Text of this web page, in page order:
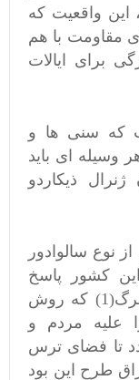
این واقعیت که
مقاومت با هم
برای ایالات
که سنی ها و
وسیله ای باید
ذیکاردو
نوع سالوادور
کشور پاسخ
خوبی داده بود : تشکل اسکادران مرگ(1) که روش
علیه مردم و
تا فضای ترس
طرح این بود